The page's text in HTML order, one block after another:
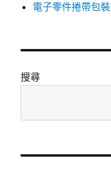
電子零件捲帶包裝
搜尋